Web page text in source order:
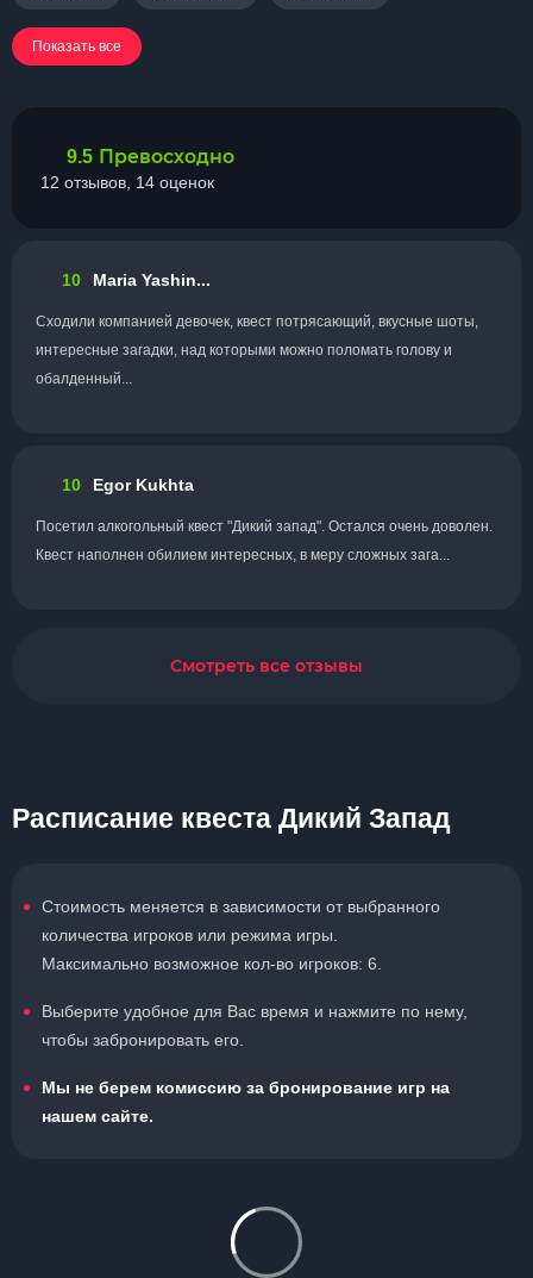
Показать все
9.5 Превосходно
12 отзывов, 14 оценок
10 Maria Yashin...
Сходили компанией девочек, квест потрясающий, вкусные шоты,
интересные загадки, над которыми можно поломать голову и
обалденный...
10 Egor Kukhta
Посетил алкогольный квест "Дикий запад". Остался очень доволен.
Квест наполнен обилием интересных, в меру сложных зага...
Смотреть все отзывы
Расписание квеста Дикий Запад
Стоимость меняется в зависимости от выбранного
количества игроков или режима игры.
Максимально возможное кол-во игроков: 6.
Выберите удобное для Вас время и нажмите по нему,
чтобы забронировать его.
Мы не берем комиссию за бронирование игр на
нашем сайте.